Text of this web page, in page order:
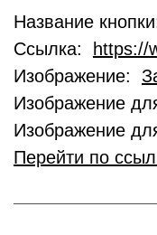
Название
Ссылка:
https://
Изображение:
Изображение
Изображение
Перейти по